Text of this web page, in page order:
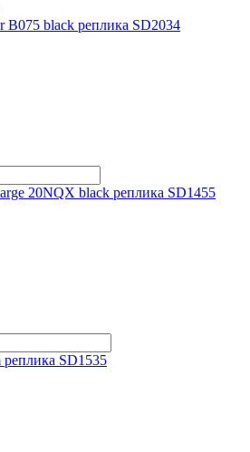
black реплика SD2034
20NQX black реплика SD1455
SD1535